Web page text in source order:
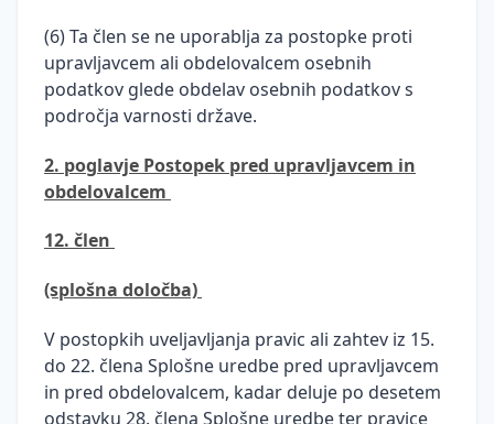
(6) Ta člen se ne uporablja za postopke proti
upravljavcem ali obdelovalcem osebnih
podatkov glede obdelav osebnih podatkov s
področja varnosti države.
2. poglavje Postopek pred upravljavcem in
obdelovalcem
12. člen
(splošna določba)
V postopkih uveljavljanja pravic ali zahtev iz 15.
do 22. člena Splošne uredbe pred upravljavcem
in pred obdelovalcem, kadar deluje po desetem
odstavku 28. člena Splošne uredbe ter pravice